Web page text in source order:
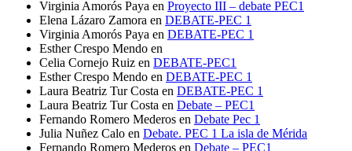
Virginia Amorós Paya en Proyecto III – debate PEC1
Elena Lázaro Zamora en DEBATE-PEC 1
Virginia Amorós Paya en DEBATE-PEC 1
Esther Crespo Mendo en
Celia Cornejo Ruiz en DEBATE-PEC1
Esther Crespo Mendo en DEBATE-PEC 1
Laura Beatriz Tur Costa en DEBATE-PEC 1
Laura Beatriz Tur Costa en Debate – PEC1
Fernando Romero Mederos en Debate Pec 1
Julia Nuñez Calo en Debate. PEC 1 La isla de Mérida
Fernando Romero Mederos en Debate – PEC1